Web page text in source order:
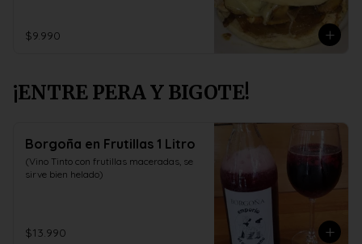
$9.990
¡ENTRE PERA Y BIGOTE!
Borgoña en Frutillas 1 Litro
(Vino Tinto con frutillas maceradas, se
sirve bien helado)
$13.990